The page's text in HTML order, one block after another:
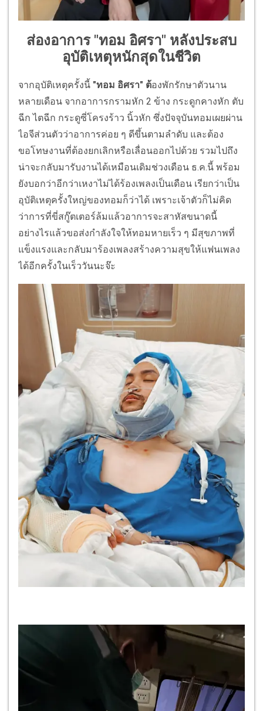
ส่องอาการ "ทอม อิศรา" หลังประสบ
อุบัติเหตุหนักสุดในชีวิต
จากอุบัติเหตุครั้งนี้ "ทอม อิศรา" ต้องพักรักษาตัวนาน
หลายเดือน จากอาการกรามหัก 2 ข้าง กระดูกคางหัก ตับ
ฉีก ไตฉีก กระดูซี่โครงร้าว นิ้วหัก ซึ่งปัจจุบันทอมเผยผ่าน
ไอจีส่วนตัวว่าอาการค่อย ๆ ดีขึ้นตามลำดับ และต้อง
ขอโทษงานที่ต้องยกเลิกหรือเลื่อนออกไปด้วย รวมไปถึง
น่าจะกลับมารับงานได้เหมือนเดิมช่วงเดือน ธ.ค.นี้ พร้อม
ยังบอกว่าอีกว่าเหงาไม่ได้ร้องเพลงเป็นเดือน เรียกว่าเป็น
อุบัติเหตุครั้งใหญ่ของทอมก็ว่าได้ เพราะเจ้าตัวก็ไม่คิด
ว่าการที่ขี่สกู๊ตเตอร์ล้มแล้วอาการจะสาหัสขนาดนี้
อย่างไรแล้วขอส่งกำลังใจให้ทอมหายเร็ว ๆ มีสุขภาพที่
แข็งแรงและกลับมาร้องเพลงสร้างความสุขให้แฟนเพลง
ได้อีกครั้งในเร็ววันนะจ๊ะ